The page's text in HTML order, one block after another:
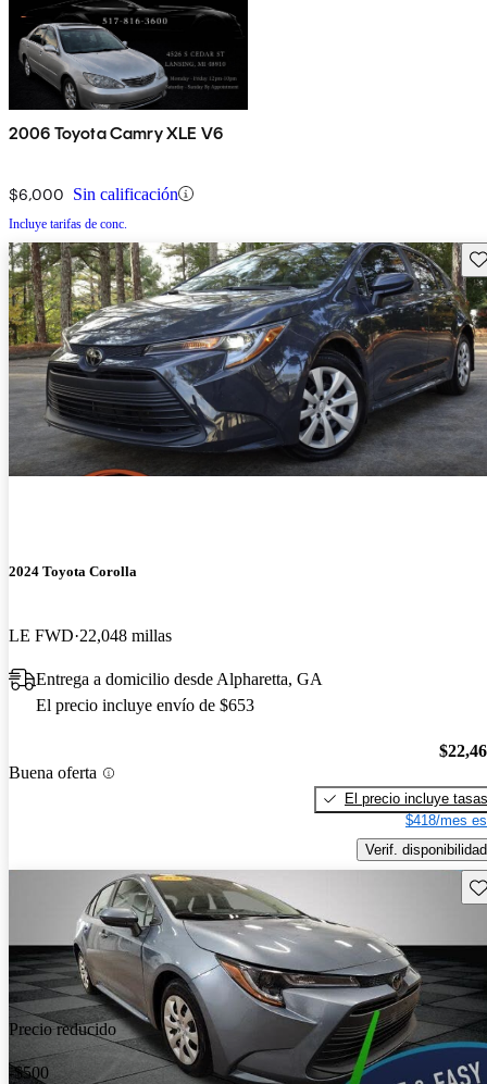
2006 Toyota Camry XLE V6
$6,000 Sin calificación
Incluye tarifas de conc.
2024 Toyota Corolla
LE FWD 22,048 millas
Entrega a domicilio desde Alpharetta, GA
El precio incluye envío de $653
Buena oferta
El precio incluye tasas
$418/mes
Verif. disponibilidad
Precio reducido
-$500